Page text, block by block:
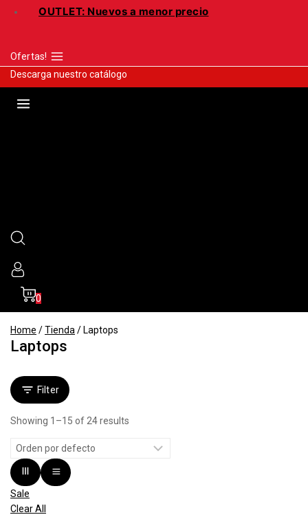
OUTLET: Nuevos a menor precio
Ofertas!
Descarga nuestro catálogo
0
Home /Tienda / Laptops
Laptops
Filter
Showing 1–15 of 24results
Sale
Clear All